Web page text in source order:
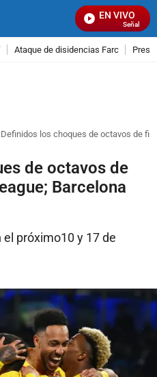
EN VIVO
Señal
Ataque de disidencias Farc
Definidos los choques de octavos de
de octavos de
Barcelona
próximo10 y 17 de